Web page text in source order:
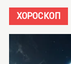
ХОРОСКОП